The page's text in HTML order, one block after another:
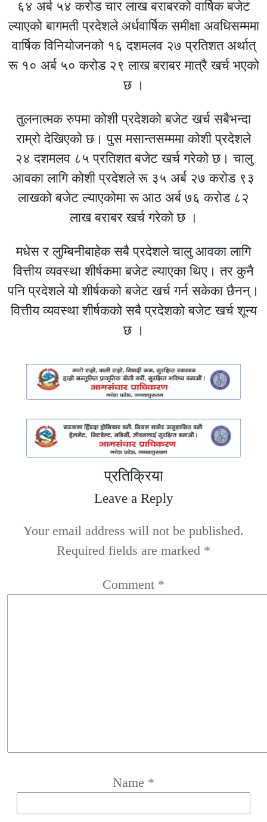
६४ अर्ब ५४ करोड चार लाख बराबरको वार्षिक बजेट
ल्याएको बागमती प्रदेशले अर्धवार्षिक समीक्षा अवधिसम्ममा
वार्षिक विनियोजनको १६ दशमलव २७ प्रतिशत अर्थात्
रू १० अर्ब ५० करोड २९ लाख बराबर मात्रै खर्च भएको
छ ।
तुलनात्मक रुपमा कोशी प्रदेशको बजेट खर्च सबैभन्दा
राम्रो देखिएको छ। पुस मसान्तसम्ममा कोशी प्रदेशले
२४ दशमलव ८५ प्रतिशत बजेट खर्च गरेको छ। चालु
आवका लागि कोशी प्रदेशले रू ३५ अर्ब २७ करोड ९३
लाखको बजेट ल्याएकोमा रू आठ अर्ब ७६ करोड ८२
लाख बराबर खर्च गरेको छ ।
मधेस र लुम्बिनीबाहेक सबै प्रदेशले चालु आवका लागि
वित्तीय व्यवस्था शीर्षकमा बजेट ल्याएका थिए। तर कुनै
पनि प्रदेशले यो शीर्षकको बजेट खर्च गर्न सकेका छैनन्।
वित्तीय व्यवस्था शीर्षकको सबै प्रदेशको बजेट खर्च शून्य
छ ।
प्रतिक्रिया
Leave a Reply
Your email address will not be published.
Required fields are marked *
Comment *
Name *